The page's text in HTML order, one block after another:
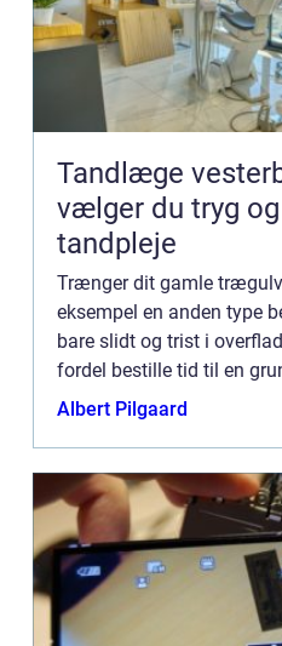
Tandlæge vesterbro
vælger du tryg
tandpleje
Trænger dit gamle
eksempel en anden type
bare slidt og trist i
fordel bestille tid til en
gulvafslibning hos dit
Albert Pilgaard